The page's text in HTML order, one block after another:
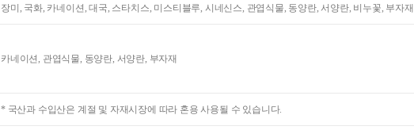
장미, 국화, 카네이션, 대국, 스타치스, 미스티블루, 시네신스, 관엽식물, 동양란, 서양란, 비누꽃, 부자재
카네이션, 관엽식물, 동양란, 서양란, 부자재
* 국산과 수입산은 계절 및 자재시장에 따라 혼용 사용될 수 있습니다.